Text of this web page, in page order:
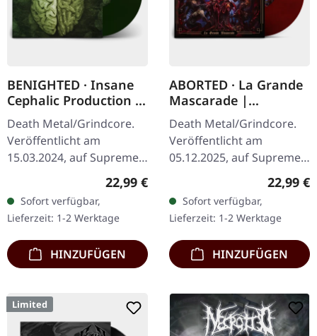
BENIGHTED · Insane
Cephalic Production |
DARK GREEN LP
Death Metal/Grindcore.
Veröffentlicht am
15.03.2024, auf Supreme
Dunkelgrünes Vinyl mit
schwerem Cover und
Insert. Limitiert auf 100…
Regulärer Preis:
22,99 €
Sofort verfügbar,
Lieferzeit: 1-2 Werktage
HINZUFÜGEN
ABORTED · La Grande
Mascarade |
TRANSPARENT
RED/BLACK LP
Death Metal/Grindcore.
Veröffentlicht am
05.12.2025, auf Supreme
Chaos Records. Zum
ersten Mal auf Vinyl mit
speziellem Mastering
extra für Vinyl.…
22,99 €
Sofort verfügbar,
Lieferzeit: 1-2 Werktage
HINZUFÜGEN
Limited